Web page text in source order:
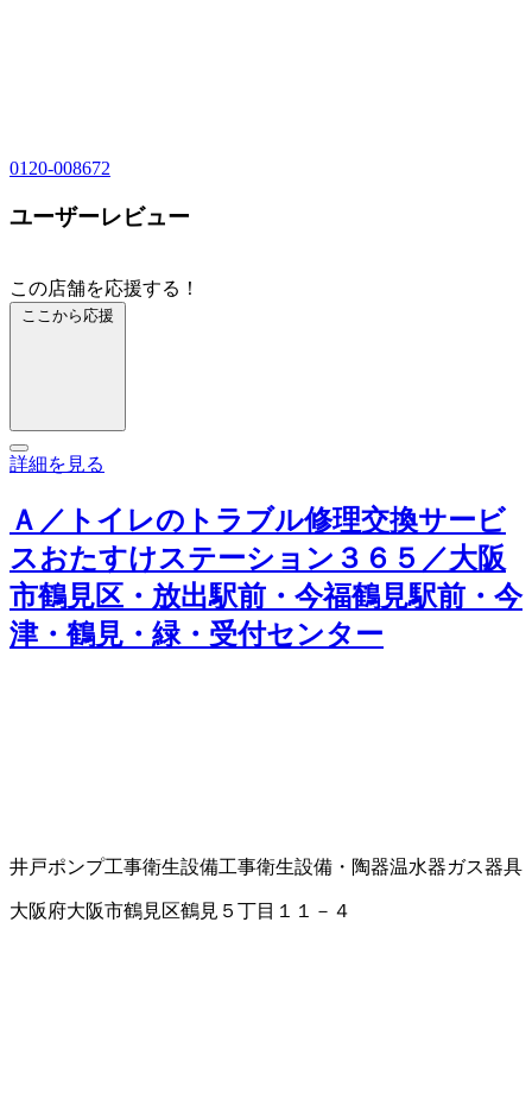
0120-008672
ユーザーレビュー
この店舗を応援する！
ここから応援
詳細を見る
Ａ／トイレのトラブル修理交換サービ
スおたすけステーション３６５／大阪
市鶴見区・放出駅前・今福鶴見駅前・今
津・鶴見・緑・受付センター
井戸ポンプ工事衛生設備工事衛生設備・陶器温水器ガス器具
大阪府大阪市鶴見区鶴見５丁目１１－４